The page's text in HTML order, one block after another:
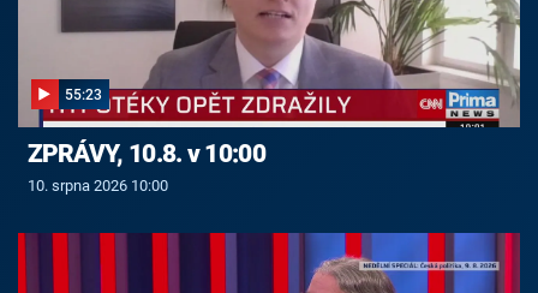
55:23
ZPRÁVY, 10.8. v 10:00
10. srpna 2026 10:00